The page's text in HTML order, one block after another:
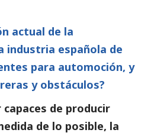
actual de la
industria española de
para automoción, y
y obstáculos?
capaces de producir
de lo posible, la